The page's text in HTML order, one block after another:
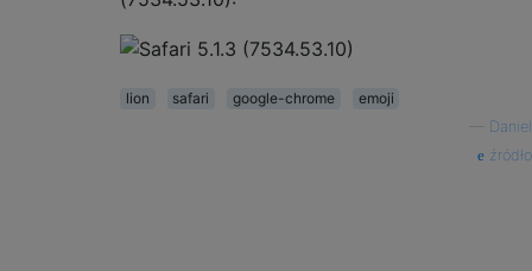
lion safari google-chrome
emoji
Daniel
źródło